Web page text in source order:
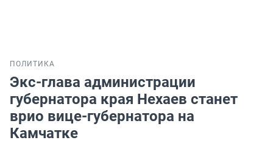
ПОЛИТИКА
Экс-глава администрации
губернатора края Нехаев станет
врио вице-губернатора на
Камчатке